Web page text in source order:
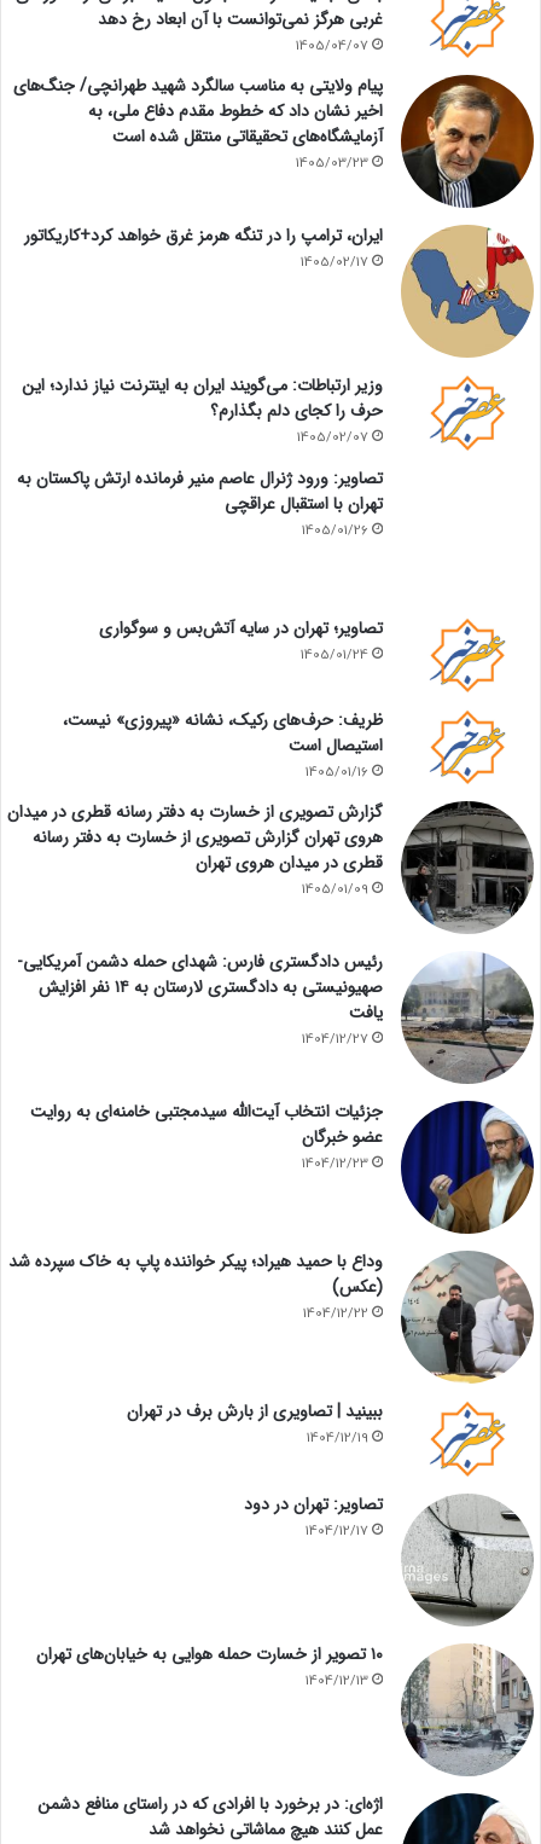
غربی هرگز نمی‌توانست با آن ابعاد رخ دهد
1405/04/07
پیام ولایتی به مناسب سالگرد شهید طهرانچی/ جنگ‌های
اخیر نشان داد که خطوط مقدم دفاع ملی، به
آزمایشگاه‌های تحقیقاتی منتقل شده است
1405/03/23
ایران، ترامپ را در تنگه هرمز غرق خواهد کرد+کاریکاتور
1405/02/17
وزیر ارتباطات: می‌گویند ایران به اینترنت نیاز ندارد؛ این
حرف را کجای دلم بگذارم؟
1405/02/07
تصاویر: ورود ژنرال عاصم منیر فرمانده ارتش پاکستان به
تهران با استقبال عراقچی
1405/01/26
تصاویر؛ تهران در سایه آتش‌بس و سوگواری
1405/01/24
ظریف: حرف‌های رکیک، نشانه «پیروزی» نیست،
استیصال است
1405/01/16
گزارش تصویری از خسارت به دفتر رسانه قطری در میدان
هروی تهران گزارش تصویری از خسارت به دفتر رسانه
قطری در میدان هروی تهران
1405/01/09
رئیس دادگستری فارس: شهدای حمله دشمن آمریکایی-
صهیونیستی به دادگستری لارستان به ۱۴ نفر افزایش
یافت
1404/12/27
جزئیات انتخاب آیت‌الله سیدمجتبی خامنه‌ای به روایت
عضو خبرگان
1404/12/23
وداع با حمید هیراد؛ پیکر خواننده پاپ به خاک سپرده شد
(عکس)
1404/12/22
ببینید | تصاویری از بارش برف در تهران
1404/12/19
تصاویر: تهران در دود
1404/12/17
۱۰ تصویر از خسارت حمله هوایی به خیابان‌های تهران
1404/12/13
اژه‌ای: در برخورد با افرادی که در راستای منافع دشمن
عمل کنند هیچ مماشاتی نخواهد شد